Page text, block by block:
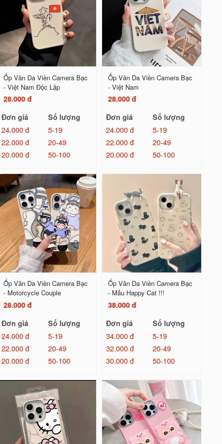
Ốp Vân Da Viền Camera Bạc
- Việt Nam Độc Lập
28.000 đ
Đơn giá
Số lượng
24.000 đ
5-19
22.000 đ
20-49
20.000 đ
50-100
Ốp Vân Da Viền Camera Bạc
- Việt Nam
28.000 đ
Đơn giá
Số lượng
24.000 đ
5-19
22.000 đ
20-49
20.000 đ
50-100
Ốp Vân Da Viền Camera Bạc
- Motorcycle Couple
28.000 đ
Đơn giá
Số lượng
24.000 đ
5-19
22.000 đ
20-49
20.000 đ
50-100
Ốp Vân Da Viền Camera Bạc
- Mẫu Happy Cat !!!
38.000 đ
Đơn giá
Số lượng
34.000 đ
5-19
32.000 đ
20-49
30.000 đ
50-100